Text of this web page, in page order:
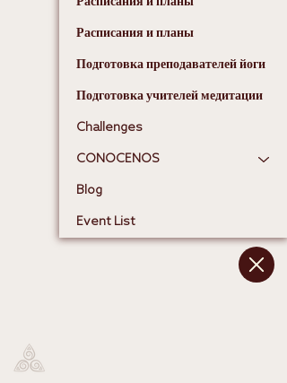
Расписания и планы
Подготовка преподавателей йоги
Подготовка учителей медитации
Challenges
CONOCENOS
Blog
Event List